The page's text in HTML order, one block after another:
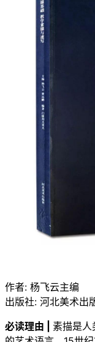
作者: 杨飞云主编
出版社: 河北美术出
必读理由 | 素描是人